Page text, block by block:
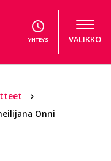
YHTEYS VALIKKO
Onni